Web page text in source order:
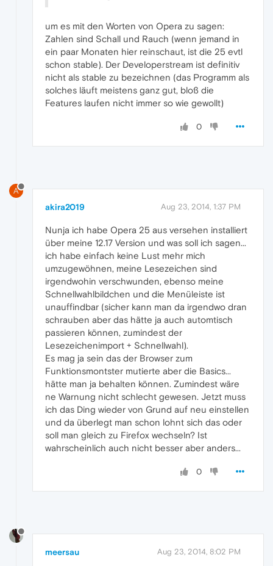
um es mit den Worten von Opera zu sagen:
Zahlen sind Schall und Rauch (wenn jemand in
ein paar Monaten hier reinschaut, ist die 25 evtl
schon stable). Der Developerstream ist definitiv
nicht als stable zu bezeichnen (das Programm als
solches läuft meistens ganz gut, bloß die
Features laufen nicht immer so wie gewollt)
0
A
akira2019 Aug 23, 2014, 1:37 PM
Nunja ich habe Opera 25 aus versehen installiert
über meine 12.17 Version und was soll ich sagen...
ich habe einfach keine Lust mehr mich
umzugewöhnen, meine Lesezeichen sind
irgendwohin verschwunden, ebenso meine
Schnellwahlbildchen und die Menüleiste ist
unauffindbar (sicher kann man da irgendwo dran
schrauben aber das hätte ja auch automtisch
passieren können, zumindest der
Lesezeichenimport + Schnellwahl).
Es mag ja sein das der Browser zum
Funktionsmontster mutierte aber die Basics...
hätte man ja behalten können. Zumindest wäre
ne Warnung nicht schlecht gewesen. Jetzt muss
ich das Ding wieder von Grund auf neu einstellen
und da überlegt man schon lohnt sich das oder
soll man gleich zu Firefox wechseln? Ist
wahrscheinlich auch nicht besser aber anders...
0
meersau Aug 23, 2014, 8:02 PM